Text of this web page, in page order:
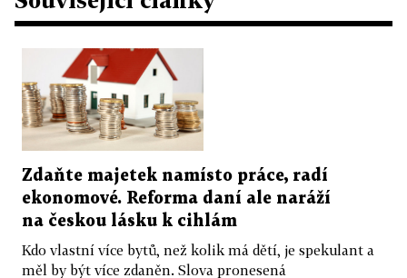
Zdaňte majetek namísto práce, radí
ekonomové. Reforma daní ale naráží
na českou lásku k cihlám
Kdo vlastní více bytů, než kolik má dětí, je spekulant a
měl by být více zdaněn. Slova pronesená